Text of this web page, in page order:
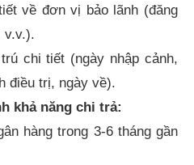
về đơn vị bảo lãnh (đăng
v.v.).
chi tiết (ngày nhập cảnh,
điều trị, ngày về).
khả năng chi trả:
hàng trong 3-6 tháng gần